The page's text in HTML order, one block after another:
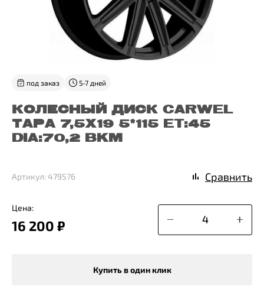
КОЛЕСНЫЙ ДИСК CARWEL
ТАРА 7,5X19 5*115 ET:45
DIA:70,2 BKM
под заказ 5-7 дней
Цена:
16 200 ₽
Купить в один клик
Артикул: 479576 Сравнить